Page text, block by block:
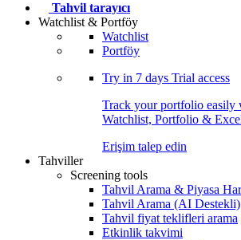
Tahvil tarayıcı
Watchlist & Portföy
Watchlist
Portföy
Try in 7 days Trial access
Track your portfolio easily
Watchlist, Portfolio &
Erişim talep edin
Tahviller
Screening tools
Tahvil Arama & Piyasa
Tahvil Arama (AI Destekli)
Tahvil fiyat teklifleri arama
Etkinlik takvimi